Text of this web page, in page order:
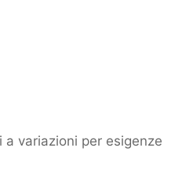
variazioni per esigenze